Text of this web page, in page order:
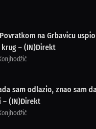
na Grbavicu
– (IN)Direkt
sam odlazio, znao sam
– (IN)Direkt